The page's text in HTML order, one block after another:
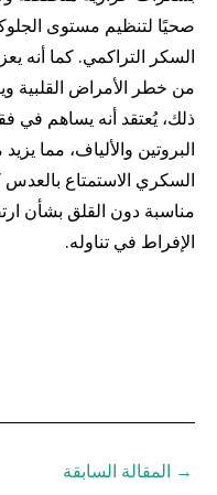
صحيًا لتنظيم مستوى
السكر التراكمي. كما أنه
من خطر الأمراض القلبية
ذلك، يُعتقد أنه يساهم في
البروتين والألياف، مما
السكري الاستمتاع
مناسبة دون القلق بشأن
الإفراط في تناوله.
→ المقالة السابقة